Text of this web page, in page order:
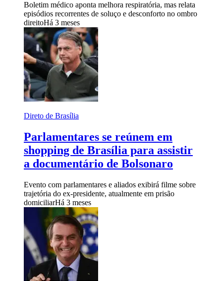
Boletim médico aponta melhora respiratória, mas relata
episódios recorrentes de soluço e desconforto no ombro
direitoHá 3 meses
Direto de Brasília
Parlamentares se reúnem em
shopping de Brasília para assistir
a documentário de Bolsonaro
Evento com parlamentares e aliados exibirá filme sobre
trajetória do ex-presidente, atualmente em prisão
domiciliarHá 3 meses